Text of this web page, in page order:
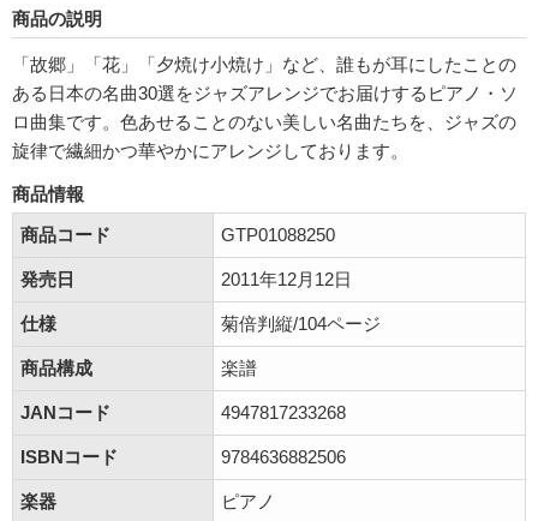
商品の説明
「故郷」「花」「夕焼け小焼け」など、誰もが耳にしたことの
ある日本の名曲30選をジャズアレンジでお届けするピアノ・ソ
ロ曲集です。色あせることのない美しい名曲たちを、ジャズの
旋律で繊細かつ華やかにアレンジしております。
商品情報
商品コード
GTP01088250
発売日 2011年12月12日
仕様 菊倍判縦/104ページ
商品構成 楽譜
JANコード 4947817233268
ISBNコード 9784636882506
楽器 ピアノ